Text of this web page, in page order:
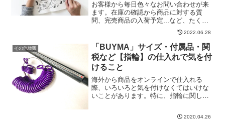
お客様から毎日色々なお問い合わせが来
ます。在庫の確認から商品に対する質
問、完売商品の入荷予定...など、たくさ
んのお問い合わせがくるものですが、聞
かれたことに答えるだけで終わっていま
せんか？聞かれたことに答えるのは最低
限必要なことですが、受...
2022.06.28
その他物販
「BUYMA」サイズ・付属品・関
税など【指輪】の仕入れで気を付
けること
海外から商品をオンラインで仕入れる
際、いろいろと気を付けなくてはいけな
いことがあります。特に、指輪に関して
いますし、同じブランドでも商品によっ
2020.04.26